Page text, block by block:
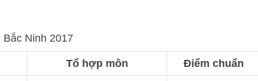
Ninh 2017
Tổ hợp môn Điểm chuẩn